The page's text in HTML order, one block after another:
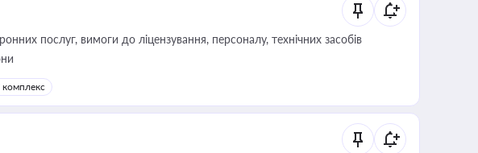
послуг, вимоги до ліцензування, персоналу, технічних засобів
комплекс